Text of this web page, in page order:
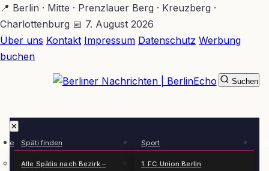
Zum
Hauptinhalt
springen
📍 Berlin · Mitte · Prenzlauer Berg · Kreuzberg ·
Charlottenburg 📅 7. August 2026
Über uns Kontakt Impressum Datenschutz Werbung
buchen
✕
Späti finden
Alle Spätis nach Bezirk –
Sport
1. FC Union Berlin
Suchen